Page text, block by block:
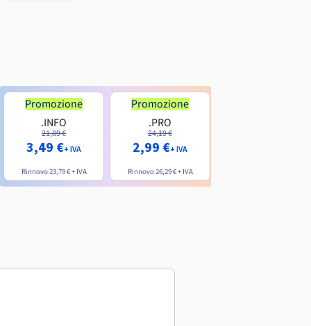
Promozione
.INFO
21,89 €
3,49 €+ IVA
Rinnovo23,79 €+ IVA
Promozione
.PRO
24,19 €
2,99 €+ IVA
Rinnovo26,29 €+ IVA